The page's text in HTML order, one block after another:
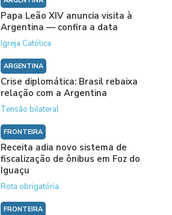
Papa Leão XIV anuncia visita à
Argentina — confira a data
Igreja Católica
ARGENTINA
Crise diplomática: Brasil rebaixa
relação com a Argentina
Tensão bilateral
FRONTEIRA
Receita adia novo sistema de
fiscalização de ônibus em Foz do
Iguaçu
Rota obrigatória
FRONTEIRA